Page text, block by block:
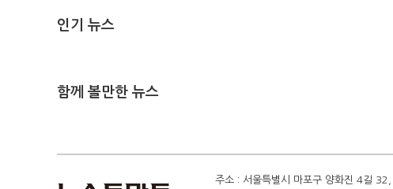
인기 뉴스
함께 볼만한 뉴스
주소 : 서울특별시 마포구 양화진 4길